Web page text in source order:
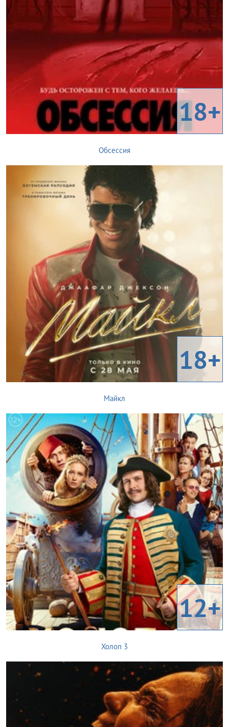
18+
Обсессия
18+
Майкл
12+
Холоп 3